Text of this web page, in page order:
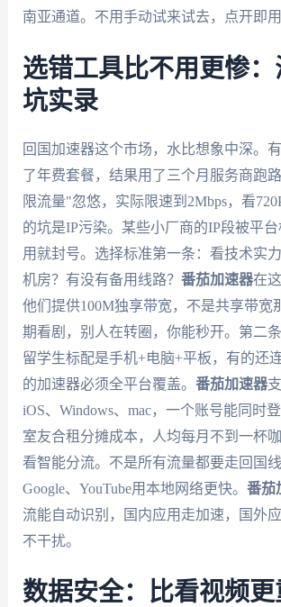
南亚通道。不用手动试来试去，点开即用
选错工具比不用更惨
坑实录
回国加速器这个市场，水比想象中深。
了年费套餐，结果用了三个月服务商跑
限流量"忽悠，实际限速到2Mbps，看
的坑是IP污染。某些小厂商的IP段被平
用就封号。选择标准第一条：看技术实
机房？有没有备用线路？ 番茄加速器在
他们提供100M独享带宽，不是共享带宽
期看剧，别人在转圈，你能秒开。第二条
留学生标配是手机+电脑+平板，有的还
的加速器必须全平台覆盖。 番茄加速器
iOS、Windows、mac，一个账号能同时
室友合租分摊成本，人均每月不到一杯
看智能分流。不是所有流量都要走回国
Google、YouTube用本地网络更快。 番茄
流能自动识别，国内应用走加速，国外
不干扰。
数据安全：比看视频